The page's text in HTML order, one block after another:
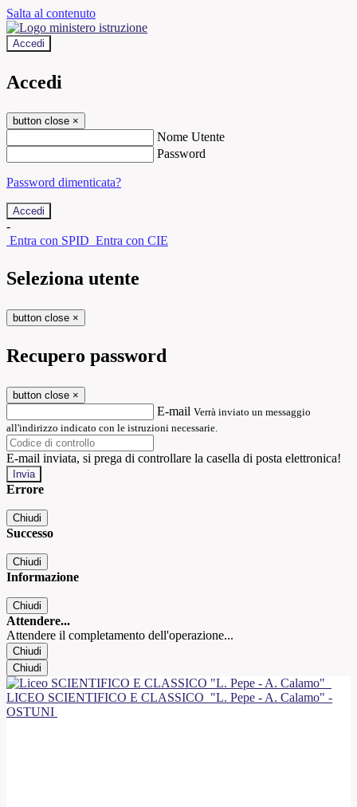
Salta al contenuto
Accedi
Accedi
button close ×
Nome Utente
Password
Password dimenticata?
-
Entra con SPID Entra con CIE
Seleziona utente
button close ×
Recupero password
button close ×
E-mail Verrà inviato un messaggio
all'indirizzo indicato con le istruzioni necessarie.
E-mail inviata, si prega di controllare la casella di posta elettronica!
Errore
Chiudi
Successo
Chiudi
Informazione
Chiudi
Attendere...
Attendere il completamento dell'operazione...
Chiudi
Chiudi
LICEO SCIENTIFICO E CLASSICO "L. Pepe - A. Calamo" -
OSTUNI